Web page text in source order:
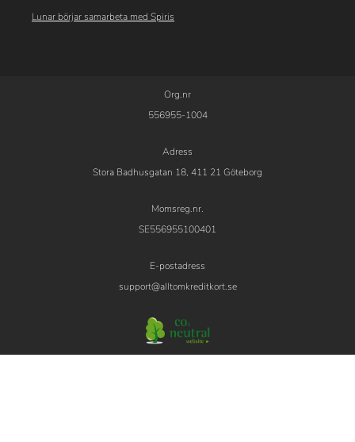
Lunar börjar samarbeta med Spiris
Org.nr
556955-1004
Adress
Stora Badhusgatan 18, 411 21 Göteborg
Momsreg.nr.
SE556955100401
E-postadress
support@alltomkreditkort.se